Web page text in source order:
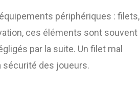
périphériques : filets,
ces éléments sont souvent
par la suite. Un filet mal
sécurité des joueurs.